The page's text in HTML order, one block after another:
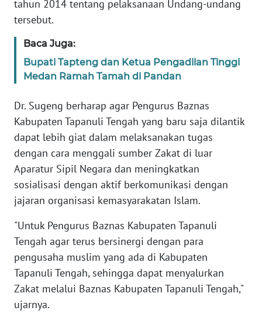
tahun 2014 tentang pelaksanaan Undang-undang
tersebut.
Baca Juga:
Bupati Tapteng dan Ketua Pengadilan Tinggi
Medan Ramah Tamah di Pandan
Dr. Sugeng berharap agar Pengurus Baznas
Kabupaten Tapanuli Tengah yang baru saja dilantik
dapat lebih giat dalam melaksanakan tugas
dengan cara menggali sumber Zakat di luar
Aparatur Sipil Negara dan meningkatkan
sosialisasi dengan aktif berkomunikasi dengan
jajaran organisasi kemasyarakatan Islam.
"Untuk Pengurus Baznas Kabupaten Tapanuli
Tengah agar terus bersinergi dengan para
pengusaha muslim yang ada di Kabupaten
Tapanuli Tengah, sehingga dapat menyalurkan
Zakat melalui Baznas Kabupaten Tapanuli Tengah,"
ujarnya.
WN
SULBAR
BABEL
WN
SUMBAR
WN
SUMSEL
BENGKULU
WN
LAMPUNG
WN